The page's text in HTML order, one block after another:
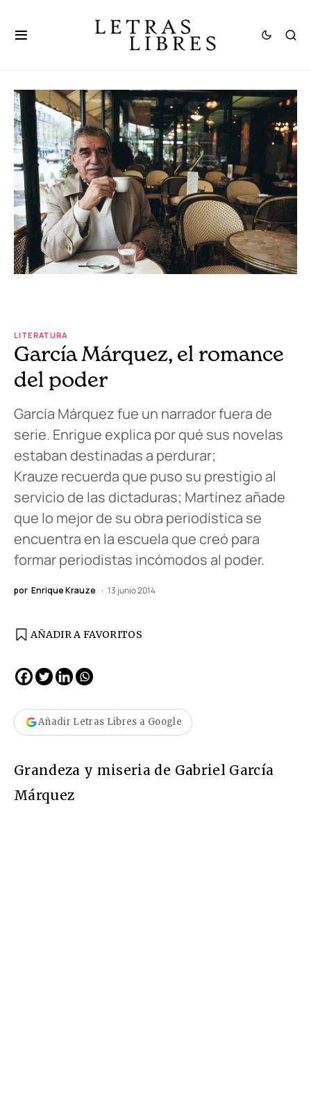
LITERATURA
García Márquez, el romance
del poder
García Márquez fue un narrador fuera de
serie. Enrigue explica por qué sus novelas
estaban destinadas a perdurar;
Krauze recuerda que puso su prestigio al
servicio de las dictaduras; Martínez añade
que lo mejor de su obra periodística se
encuentra en la escuela que creó para
formar periodistas incómodos al poder.
por Enrique Krauze 13 junio 2014
AÑADIR A FAVORITOS
Añadir Letras Libres a Google
Grandeza y miseria de Gabriel García
Márquez